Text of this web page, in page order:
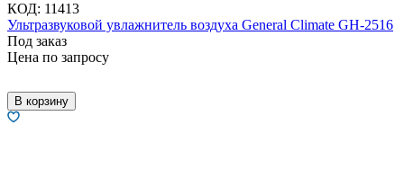
КОД: 11413
Ультразвуковой увлажнитель воздуха General Climate GH-2516
Под заказ
Цена по запросу
В корзину